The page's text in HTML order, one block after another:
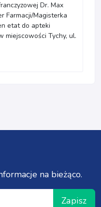
Dr. Max
Farmacji/Magisterka
etat do apteki
miejscowości Tychy, ul.
na bieżąco.
Zapisz